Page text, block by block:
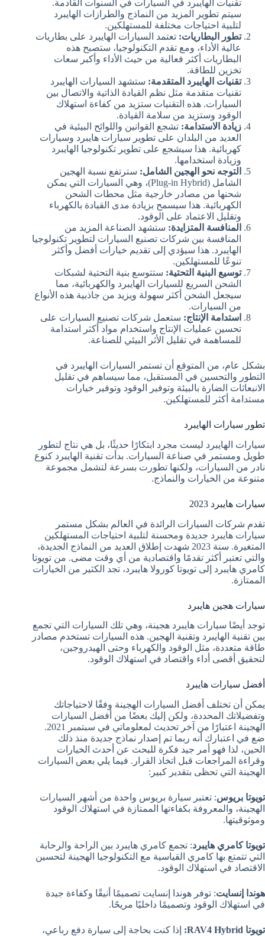
تقنيات الهايبرد في السيارات في السنوات القادمة.
سيتم تطوير المزيد من النماذج والطرازات الهايبرد
لتلبية احتياجات مختلفة للمستهلكين.
تطور البطاريات: تعتمد السيارات الهايبرد على بطاريات
عالية الأداء، ومع تقدم التكنولوجيا، ستصبح هذه
البطاريات أكثر فعالية من حيث الأداء وأكبر سعات
تخزين للطاقة.
تقنيات الهايبرد المتقدمة: ستشهد السيارات الهايبرد
تقنيات متقدمة مثل نظم القيادة الذاتية والاتصال بين
السيارات. هذه التقنيات ستزيد من كفاءة استهلاك
الوقود وستزيد من سلامة القيادة.
زيادة الاستدامة: تشجع القوانين واللوائح البيئية في
العديد من البلدان على تطوير سيارات هايبرد وسيارات
كهربائية. هذا سيشجع على تطوير تكنولوجيا الهايبرد
وزيادة استخدامها.
التوجه نحو الهجين الشامل: سترتفع نسبة الهجين
الشامل (Plug-in Hybrid)، وهي السيارات التي يمكن
شحنها من مصادر خارجية مثل محطات الشحن
الكهربائية. هذا سيسمح بزيادة مدى القيادة بالكهرباء
وتقليل الاعتماد على الوقود.
المنافسة المتزايدة: ستشهد الصناعة المزيد من
المنافسة بين شركات تصنيع السيارات لتطوير تكنولوجيا
الهايبرد. هذا سيؤدي إلى تقديم خيارات أفضل وأكثر
تنوعًا للمستهلكين.
توسيع البنية التحتية: ستتوسع بنية التحتية لشبكات
الشحن السريع للسيارات الهايبرد والكهربائية، مما
سيجعل الشحن أكثر سهولة ويزيد من جاذبية هذه الأنواع
من السيارات.
استدامة الإنتاج: ستعمل شركات تصنيع السيارات على
تحسين عمليات الإنتاج واستخدام مواد أكثر استدامة
للمساهمة في تقليل الأثر البيئي للصناعة.
بشكل عام، من المتوقع أن تستمر السيارات الهايبرد في
التطور والتحسين في المستقبل، مما سيساهم في تقليل
الانبعاثات الضارة بالبيئة وتوفير الوقود وتوفير خيارات
مستدامة أكثر للمستهلكين.
تطور سيارات الهايبرد
سيارات الهايبرد ليست مجرد ابتكارًا حديثًا، بل هي نتاج لتطور
طويل ومستمر في صناعة السيارات. بدأت تقنية الهايبرد كنوع
نادر من السيارات، ولكنها تطورت بسرعة لتشمل مجموعة
متنوعة من الخيارات والنماذج.
سيارات هايبرد 2023
تقدم شركات السيارات الرائدة في العالم بشكل مستمر
سيارات هايبرد جديدة ومحسنة لتلبية احتياجات المستهلكين
المتغيرة. سنة 2023 شهدت إطلاق العديد من النماذج الجديدة،
والتي تعتبر أكثر تقدمًا واقتصادية من أي وقت مضى. من تويوتا
كامري هايبرد إلى تويوتا كورولا هايبرد، تجد الكثير من الخيارات
الممتازة.
سيارات هجين هايبرد
توجد أيضًا سيارات هايبرد هجينة، وهي تلك السيارات التي تجمع
بين تقنية الهايبرد وتقنية الهجين. هذه السيارات تستخدم مصادر
طاقة متعددة، مثل الوقود والكهرباء وحتى الهيدروجين،
لتحقيق أقصى أداء واقتصاد في استهلاك الوقود.
أفضل سيارات هايبرد
يمكن أن تختلف أفضل السيارات الهجينة وفقًا لاحتياجاتك
وتفضيلاتك المحددة، ولكن إليك بعضًا من أفضل السيارات
الهجينة اعتبارًا من آخر تحديث لمعلوماتي في سبتمبر 2021.
ضع في اعتبارك أنه ربما تم إصدار نماذج جديدة منذ ذلك
الحين، لذا فهو أمر جيد فكرة للبحث عن أحدث الخيارات
وقراءة المراجعات قبل اتخاذ القرار. فيما يلي بعض السيارات
الهجينة التي تحظى بتقدير كبير:
تويوتا بريوس: تعتبر سيارة بريوس واحدة من أشهر السيارات
الهجينة، والمعروفة بكفاءتها الممتازة في استهلاك الوقود
وموثوقيتها.
تويوتا كامري هايبرد: تجمع كامري هايبرد بين الراحة والرحابة
التي تتمتع بها كامري القياسية مع التكنولوجيا الهجينة لتحسين
الاقتصاد في استهلاك الوقود.
هوندا إنسايت: توفر هوندا إنسايت تصميمًا أنيقًا وكفاءة جيدة
في استهلاك الوقود وتصميمًا داخليًا مريحًا.
تويوتا RAV4 Hybrid: إذا كنت بحاجة إلى سيارة دفع رباعي،